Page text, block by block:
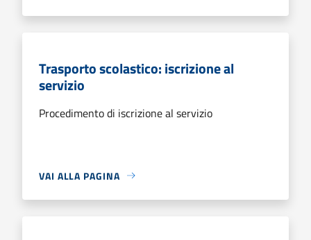
Trasporto scolastico: iscrizione al
servizio
Procedimento di iscrizione al servizio
VAI ALLA PAGINA